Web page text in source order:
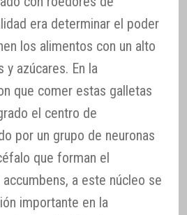
era determinar el poder
los alimentos con un alto
y azúcares. En la
que comer estas galletas
el centro de
por un grupo de neuronas
que forman el
a este núcleo se
importante en la